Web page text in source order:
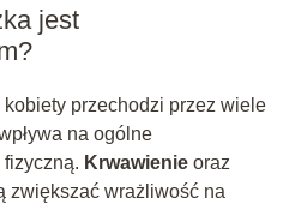
jest
kobiety przechodzi przez wiele
na ogólne
Krwawienieoraz
zwiększać wrażliwość na